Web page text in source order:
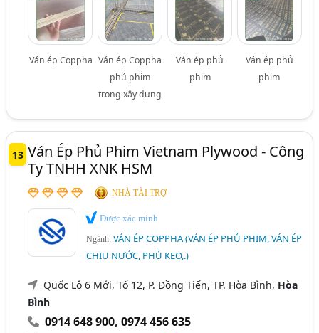
Ván ép Coppha Ván ép Coppha
phủ phim
trong xây dựng
Ván ép phủ
phim
Ván ép phủ
phim
13 Ván Ép Phủ Phim Vietnam Plywood - Công
Ty TNHH XNK HSM
NHÀ TÀI TRỢ
Được xác minh
Ngành:VÁN ÉP COPPHA (VÁN ÉP PHỦ PHIM, VÁN ÉP
CHỊU NƯỚC, PHỦ KEO,.)
Quốc Lộ 6 Mới, Tổ 12, P. Đồng Tiến, TP. Hòa Bình, Hòa
Bình
0914 648 900,0974 456 635